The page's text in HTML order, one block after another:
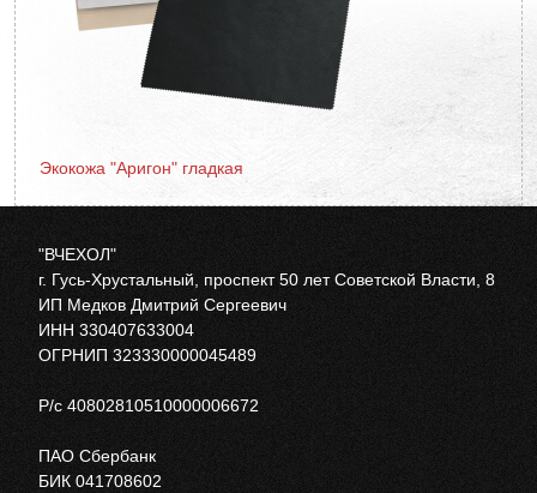
Экокожа "Аригон" гладкая
"ВЧЕХОЛ"
г. Гусь-Хрустальный, проспект 50 лет Советской Власти, 8
ИП Медков Дмитрий Сергеевич
ИНН 330407633004
ОГРНИП 323330000045489
Р/с 40802810510000006672
ПАО Сбербанк
БИК 041708602